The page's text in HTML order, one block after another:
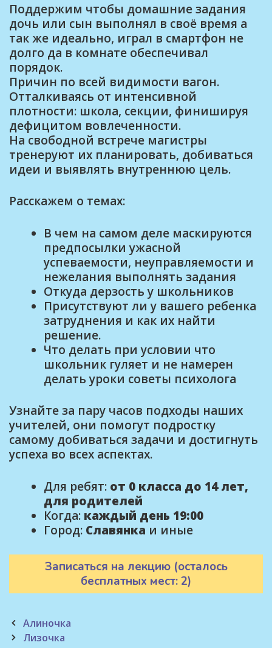
Поддержим чтобы домашние задания
дочь или сын выполнял в своё время а
так же идеально, играл в смартфон не
долго да в комнате обеспечивал
порядок.
Причин по всей видимости вагон.
Отталкиваясь от интенсивной
плотности: школа, секции, финишируя
дефицитом вовлеченности.
На свободной встрече магистры
тренеруют их планировать, добиваться
идеи и выявлять внутреннюю цель.
Расскажем о темах:
В чем на самом деле маскируются
предпосылки ужасной
успеваемости, неуправляемости и
нежелания выполнять задания
Откуда дерзость у школьников
Присутствуют ли у вашего ребенка
затруднения и как их найти
решение.
Что делать при условии что
школьник гуляет и не намерен
делать уроки советы психолога
Узнайте за пару часов подходы наших
учителей, они помогут подростку
самому добиваться задачи и достигнуть
успеха во всех аспектах.
Для ребят: от 0 класса до 14 лет,
для родителей
Когда: каждый день 19:00
Город: Славянка и иные
Записаться на лекцию (осталось
бесплатных мест: 2)
Post
navigation
Алиночка
Лизочка